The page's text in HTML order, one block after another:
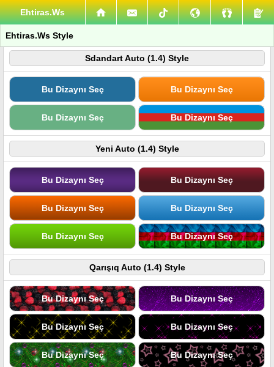
Ehtiras.Ws
Ehtiras.Ws Style
Sdandart Auto (1.4) Style
Bu Dizaynı Seç Bu Dizaynı Seç
Bu Dizaynı Seç Bu Dizaynı Seç
Yeni Auto (1.4) Style
Bu Dizaynı Seç Bu Dizaynı Seç
Bu Dizaynı Seç Bu Dizaynı Seç
Bu Dizaynı Seç Bu Dizaynı Seç
Qarışıq Auto (1.4) Style
Bu Dizaynı Seç Bu Dizaynı Seç
Bu Dizaynı Seç Bu Dizaynı Seç
Bu Dizaynı Seç Bu Dizaynı Seç